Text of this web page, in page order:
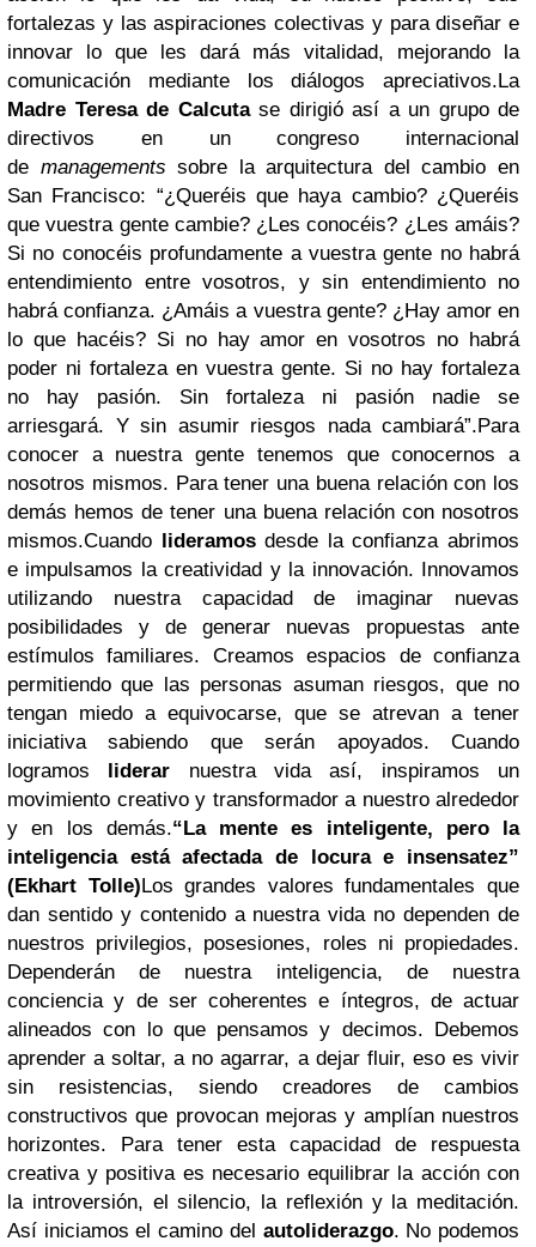
fortalezas y las aspiraciones colectivas y para diseñar e
innovar lo que les dará más vitalidad, mejorando la
comunicación mediante los diálogos apreciativos.La
Madre Teresa de Calcutase dirigió así a un grupo de
directivos en un congreso internacional
de managementssobre la arquitectura del cambio en
San Francisco: “¿Queréis que haya cambio? ¿Queréis
que vuestra gente cambie? ¿Les conocéis? ¿Les amáis?
Si no conocéis profundamente a vuestra gente no habrá
entendimiento entre vosotros, y sin entendimiento no
habrá confianza. ¿Amáis a vuestra gente? ¿Hay amor en
lo que hacéis? Si no hay amor en vosotros no habrá
poder ni fortaleza en vuestra gente. Si no hay fortaleza
no hay pasión. Sin fortaleza ni pasión nadie se
arriesgará. Y sin asumir riesgos nada cambiará”.Para
conocer a nuestra gente tenemos que conocernos a
nosotros mismos. Para tener una buena relación con los
demás hemos de tener una buena relación con nosotros
mismos.Cuando lideramosdesde la confianza abrimos
e impulsamos la creatividad y la innovación. Innovamos
utilizando nuestra capacidad de imaginar nuevas
posibilidades y de generar nuevas propuestas ante
estímulos familiares. Creamos espacios de confianza
permitiendo que las personas asuman riesgos, que no
tengan miedo a equivocarse, que se atrevan a tener
iniciativa sabiendo que serán apoyados. Cuando
logramos liderar nuestra vida así, inspiramos un
movimiento creativo y transformador a nuestro alrededor
y en los demás.“La mente es inteligente, pero la
inteligencia está afectada de locura e insensatez”
(Ekhart Tolle)Los grandes valores fundamentales que
dan sentido y contenido a nuestra vida no dependen de
nuestros privilegios, posesiones, roles ni propiedades.
Dependerán de nuestra inteligencia, de nuestra
conciencia y de ser coherentes e íntegros, de actuar
alineados con lo que pensamos y decimos. Debemos
aprender a soltar, a no agarrar, a dejar fluir, eso es vivir
sin resistencias, siendo creadores de cambios
constructivos que provocan mejoras y amplían nuestros
horizontes. Para tener esta capacidad de respuesta
creativa y positiva es necesario equilibrar la acción con
la introversión, el silencio, la reflexión y la meditación.
Así iniciamos el camino del autoliderazgo. No podemos